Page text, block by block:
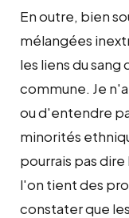
En outre, bien
mélangées
les liens du sang
commune. Je
ou d'entendre
minorités
pourrais pas
l'on tient des
constater que